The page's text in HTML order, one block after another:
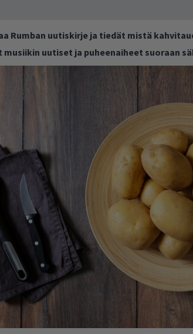
Rumban uutiskirje ja tiedät mistä
uutiset ja puheenaiheet suoraan